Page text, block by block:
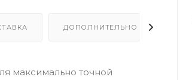
ДОПОЛНИТЕЛЬНО
максимально точной